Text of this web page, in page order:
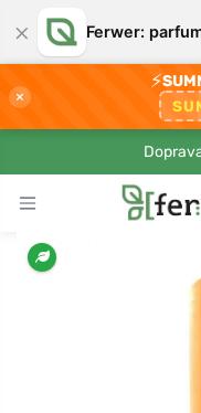
× Ferwer:
×
⚡